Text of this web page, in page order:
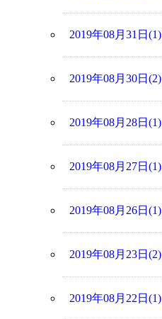
2019年08月31日(1)
2019年08月30日(2)
2019年08月28日(1)
2019年08月27日(1)
2019年08月26日(1)
2019年08月23日(2)
2019年08月22日(1)